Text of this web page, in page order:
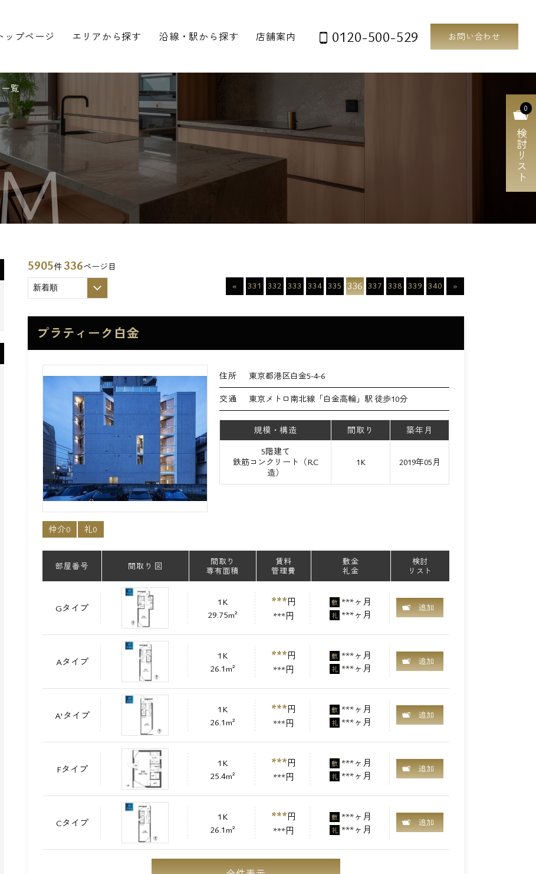
トップページ エリアから探す 沿線・駅から探す 店舗案内 0120-500-529 お問い合わせ
0
検討リスト
覧
5905件336ページ目
«
331 332 333 334 335 336 337 338 339 340 »
プラティーク白金
住所 東京都港区白金5-4-6
交通 東京メトロ南北線「白金高輪」駅 徒歩10分
規模・構造 間取り
築年月
5階建て
鉄筋コンクリート（RC
造）
1K 2019年05月
仲介0 礼0
部屋番号 間取り 図
間取り
専有面積
賃料
管理費
敷金
礼金
検討
リスト
Gタイプ
1K
29.75m²
***円
***円
敷 ***ヶ月
礼 ***ヶ月
追加
Aタイプ
1K
26.1m²
***円
***円
敷 ***ヶ月
礼 ***ヶ月
追加
A'タイプ
1K
26.1m²
***円
***円
敷 ***ヶ月
礼 ***ヶ月
追加
Fタイプ
1K
25.4m²
***円
***円
敷 ***ヶ月
礼 ***ヶ月
追加
Cタイプ
1K
26.1m²
***円
***円
敷 ***ヶ月
礼 ***ヶ月
追加